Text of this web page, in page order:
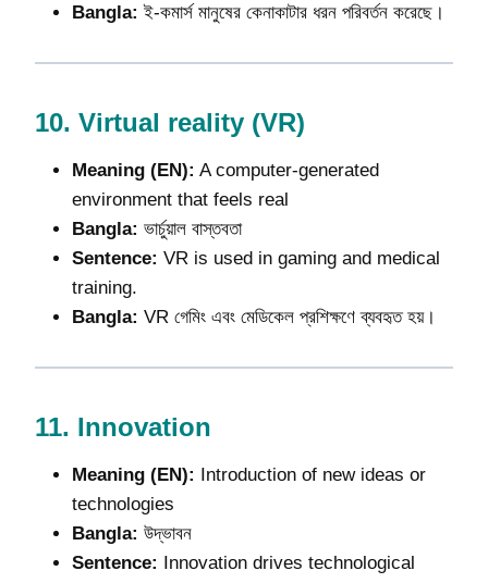
Bangla: ই-কমার্স মানুষের কেনাকাটার ধরন পরিবর্তন করেছে।
10. Virtual reality (VR)
Meaning (EN): A computer-generated
environment that feels real
Bangla: ভার্চুয়াল বাস্তবতা
Sentence: VR is used in gaming and medical
training.
Bangla: VR গেমিং এবং মেডিকেল প্রশিক্ষণে ব্যবহৃত হয়।
11. Innovation
Meaning (EN): Introduction of new ideas or
technologies
Bangla: উদ্ভাবন
Sentence: Innovation drives technological